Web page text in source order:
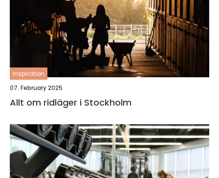
inspiration
07. February 2025
Allt om ridläger i Stockholm